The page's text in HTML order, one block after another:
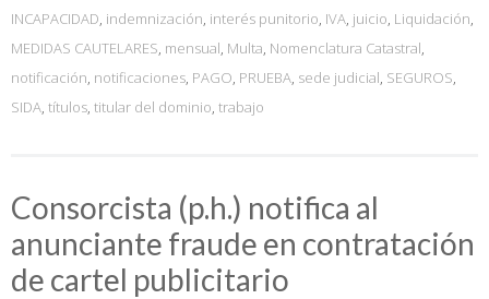
INCAPACIDAD, indemnización, interés punitorio, IVA, juicio, Liquidación,
MEDIDAS CAUTELARES, mensual, Multa, Nomenclatura Catastral,
notificación, notificaciones, PAGO, PRUEBA, sede judicial, SEGUROS,
SIDA, títulos, titular del dominio, trabajo
Consorcista (p.h.) notifica al
anunciante fraude en contratación
de cartel publicitario